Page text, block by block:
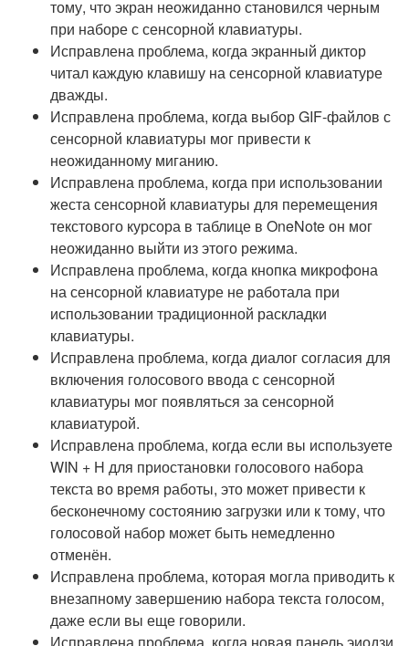
тому, что экран неожиданно становился черным
при наборе с сенсорной клавиатуры.
Исправлена проблема, когда экранный диктор
читал каждую клавишу на сенсорной клавиатуре
дважды.
Исправлена проблема, когда выбор GIF-файлов с
сенсорной клавиатуры мог привести к
неожиданному миганию.
Исправлена проблема, когда при использовании
жеста сенсорной клавиатуры для перемещения
текстового курсора в таблице в OneNote он мог
неожиданно выйти из этого режима.
Исправлена проблема, когда кнопка микрофона
на сенсорной клавиатуре не работала при
использовании традиционной раскладки
клавиатуры.
Исправлена проблема, когда диалог согласия для
включения голосового ввода с сенсорной
клавиатуры мог появляться за сенсорной
клавиатурой.
Исправлена проблема, когда если вы используете
WIN + H для приостановки голосового набора
текста во время работы, это может привести к
бесконечному состоянию загрузки или к тому, что
голосовой набор может быть немедленно
отменён.
Исправлена проблема, которая могла приводить к
внезапному завершению набора текста голосом,
даже если вы еще говорили.